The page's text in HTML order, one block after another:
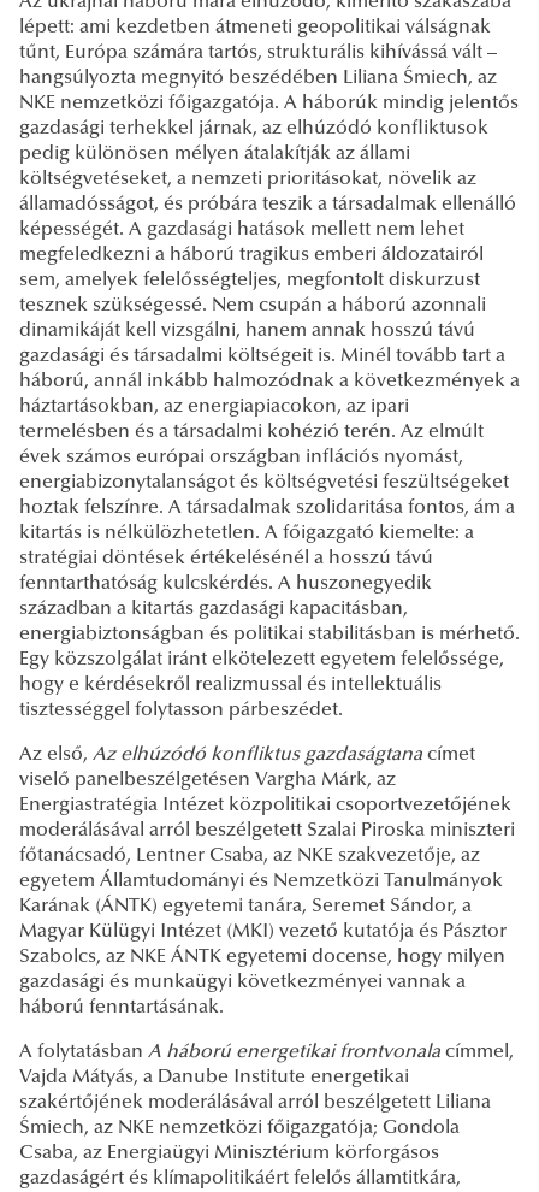
lépett: ami kezdetben átmeneti geopolitikai válságnak
tűnt, Európa számára tartós, strukturális kihívássá vált –
hangsúlyozta megnyitó beszédében Liliana Śmiech, az
NKE nemzetközi főigazgatója. A háborúk mindig jelentős
gazdasági terhekkel járnak, az elhúzódó konfliktusok
pedig különösen mélyen átalakítják az állami
költségvetéseket, a nemzeti prioritásokat, növelik az
államadósságot, és próbára teszik a társadalmak ellenálló
képességét. A gazdasági hatások mellett nem lehet
megfeledkezni a háború tragikus emberi áldozatairól
sem, amelyek felelősségteljes, megfontolt diskurzust
tesznek szükségessé. Nem csupán a háború azonnali
dinamikáját kell vizsgálni, hanem annak hosszú távú
gazdasági és társadalmi költségeit is. Minél tovább tart a
háború, annál inkább halmozódnak a következmények a
háztartásokban, az energiapiacokon, az ipari
termelésben és a társadalmi kohézió terén. Az elmúlt
évek számos európai országban inflációs nyomást,
energiabizonytalanságot és költségvetési feszültségeket
hoztak felszínre. A társadalmak szolidaritása fontos, ám a
kitartás is nélkülözhetetlen. A főigazgató kiemelte: a
stratégiai döntések értékelésénél a hosszú távú
fenntarthatóság kulcskérdés. A huszonegyedik
században a kitartás gazdasági kapacitásban,
energiabiztonságban és politikai stabilitásban is mérhető.
Egy közszolgálat iránt elkötelezett egyetem felelőssége,
hogy e kérdésekről realizmussal és intellektuális
tisztességgel folytasson párbeszédet.
Az első, Az elhúzódó konfliktus gazdaságtana címet
viselő panelbeszélgetésen Vargha Márk, az
Energiastratégia Intézet közpolitikai csoportvezetőjének
moderálásával arról beszélgetett Szalai Piroska miniszteri
főtanácsadó, Lentner Csaba, az NKE szakvezetője, az
egyetem Államtudományi és Nemzetközi Tanulmányok
Karának (ÁNTK) egyetemi tanára, Seremet Sándor, a
Magyar Külügyi Intézet (MKI) vezető kutatója és Pásztor
Szabolcs, az NKE ÁNTK egyetemi docense, hogy milyen
gazdasági és munkaügyi következményei vannak a
háború fenntartásának.
A folytatásban A háború energetikai frontvonala címmel,
Vajda Mátyás, a Danube Institute energetikai
szakértőjének moderálásával arról beszélgetett Liliana
Śmiech, az NKE nemzetközi főigazgatója; Gondola
Csaba, az Energiaügyi Minisztérium körforgásos
gazdaságért és klímapolitikáért felelős államtitkára,